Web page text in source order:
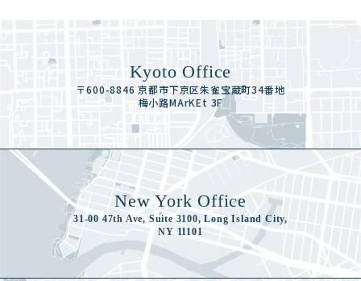
Kyoto Office
〒600-8846 京都市下京区朱雀宝蔵町34番地
梅小路MArKEt 3F
New York Office
31-00 47th Ave, Suite 3100, Long Island City,
NY 11101